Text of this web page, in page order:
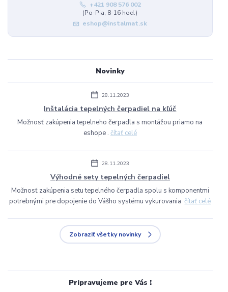
+421 908 576 002
(Po-Pia, 8-16 hod.)
eshop@instalmat.sk
Novinky
28.11.2023
Inštalácia tepelných čerpadiel na kľúč
Možnosť zakúpenia tepelneho čerpadla s montážou priamo na
eshope . čítať celé
28.11.2023
Výhodné sety tepelných čerpadiel
Možnosť zakúpenia setu tepelného čerpadla spolu s komponentmi
potrebnými pre dopojenie do Vášho systému vykurovaniačítať celé
Zobraziť všetky novinky
Pripravujeme pre Vás !